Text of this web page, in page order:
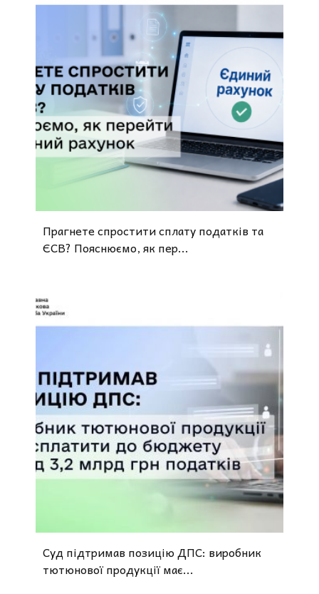
Прагнете спростити сплату податків та
ЄСВ? Пояснюємо, як пер...
Суд підтримав позицію ДПС: виробник
тютюнової продукції має...